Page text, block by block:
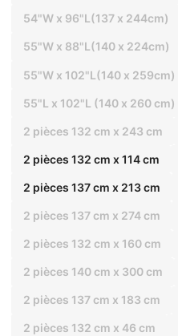
54"W x 96"L(137 x 244cm)
55"W x 88"L(140 x 224cm)
55"W x 102"L(140 x 259cm)
55"L x 102"L (140 x 260 cm)
2 pièces 132 cm x 243 cm
2 pièces 132 cm x 114 cm
2 pièces 137 cm x 213 cm
2 pièces 137 cm x 274 cm
2 pièces 132 cm x 160 cm
2 pièces 140 cm x 300 cm
2 pièces 137 cm x 183 cm
2 pièces 132 cm x 46 cm